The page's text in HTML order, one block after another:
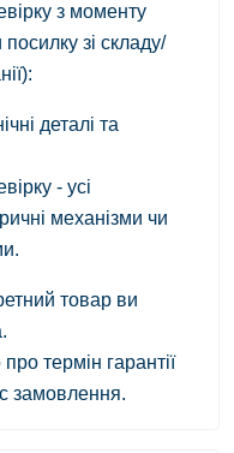
з моменту
зі складу/
деталі та
- усі
механізми чи
товар ви
термін гарантії
замовлення.